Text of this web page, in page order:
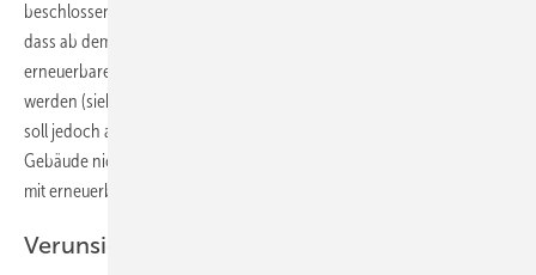
beschlossene Entwurf zum Gebäudeenergiegesetz (GEG) sieht vor,
dass ab dem Jahr 2026 neue Ölheizungen nur in Kombination mit
erneuerbaren Energien (sogenannte Hybridlösungen) zugelassen
werden (siehe Kasten „Das GEG und sein Ziel“). Ein alter Ölheizkessel
soll jedoch auch ab 2026 betrieben werden können, wenn das
Gebäude nicht auf andere Weise – etwa mit Erdgas, Fernwärme oder
mit erneuerbaren Energien – beheizt werden kann.
Verunsicherung bei Investoren